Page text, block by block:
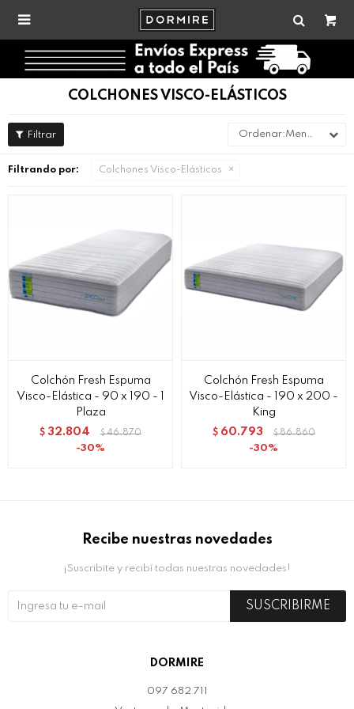

COLCHONES VISCO-ELÁSTICOS
Menor precio
Filtrando por: Colchones Visco-Elásticos
Colchón Fresh Espuma
Visco-Elástica - 90 x 190 - 1
Plaza
$ 32.804 $ 46.870
30
Colchón Fresh Espuma
Visco-Elástica - 190 x 200 -
King
$ 60.793 $ 86.860
30
DORMIRE
097 682 711
Recibe nuestras novedades
¡Suscribite y recibí todas nuestras novedades!
SUSCRIBIRME